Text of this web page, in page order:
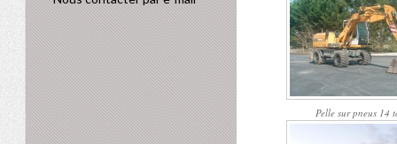
Pelle sur pneus 14